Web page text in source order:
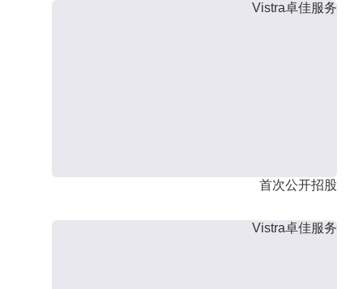
Vistra卓佳服务
首次公开招股
Vistra卓佳服务